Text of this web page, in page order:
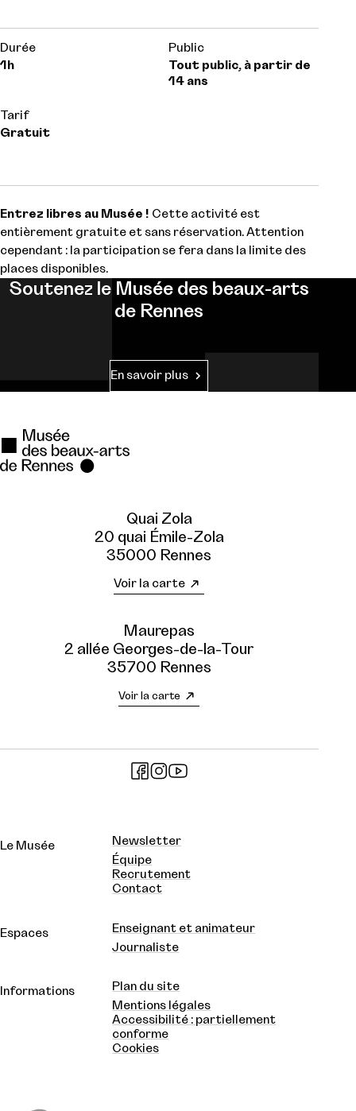
Durée
1h
Public
Tout public, à partir de
14 ans
Tarif
Gratuit
Entrez libres au Musée ! Cette activité est
entièrement gratuite et sans réservation. Attention
cependant : la participation se fera dans la limite des
places disponibles.
Soutenez le Musée des beaux-arts
de Rennes
En savoir plus
Quai Zola
20 quai Émile-Zola
35000 Rennes
Voir la carte
Maurepas
2 allée Georges-de-la-Tour
35700 Rennes
Voir la carte
Le Musée
Newsletter
Équipe
Recrutement
Contact
Espaces
Enseignant et animateur
Journaliste
Informations
Plan du site
Mentions légales
Accessibilité : partiellement
conforme
Cookies